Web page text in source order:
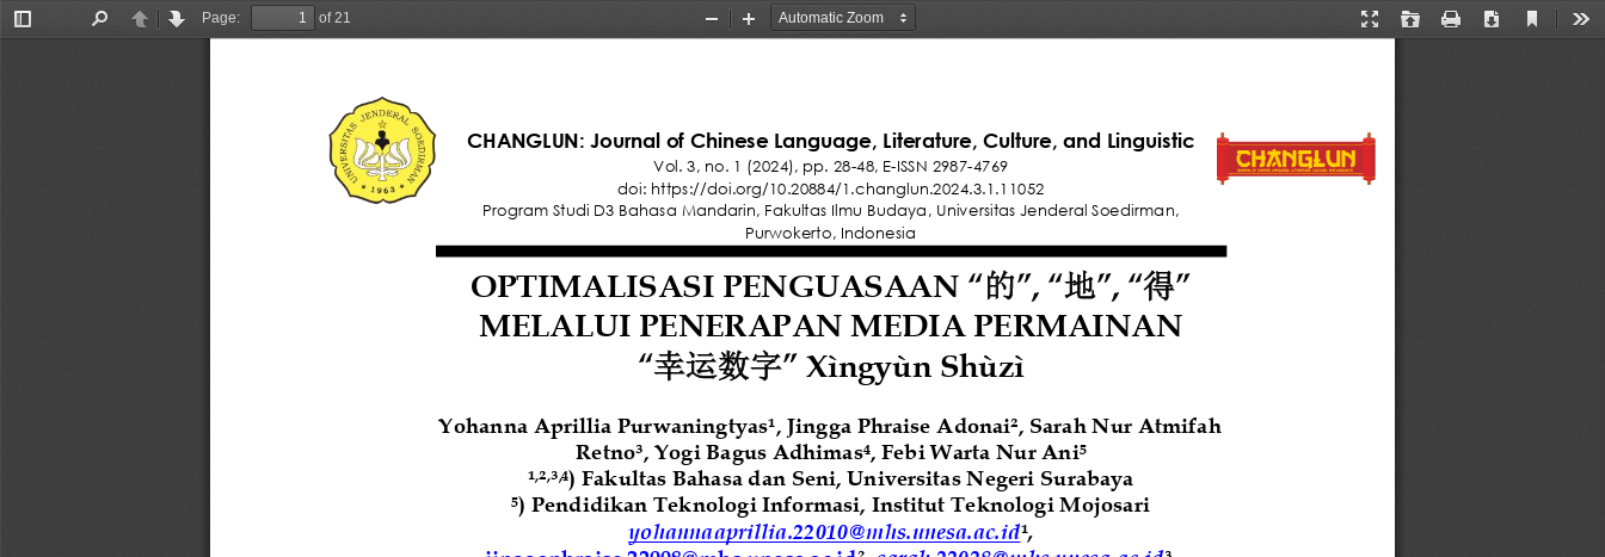
Toggle
PreviousNext
Page:
of 21
Presentation
Open Print Download
Current
Zoom
Zoom
CHANGLUN: Journal of Chinese Language, Literature, Culture, and Linguistic
Vol. 3, no. 1 (2024), pp. 28-48, E-ISSN 2987-4769
doi: https://doi.org/10.20884/1.changlun.2024 3 .1. 11052
Program Studi D3 Bahasa Mandarin, Fakultas Ilmu Budaya
, Universitas Jenderal Soedirman,
Purwokerto, Indonesia
OPTIMALISASI PENGUASAAN “ 的”, “地”, “得”
MELALUI PENERAPAN MEDIA PERMAINAN
“幸运数字” Xìngyùn Shùzì
Yohanna Aprillia Purwaningtyas¹, Jingga Phraise Adonai², Sarah Nur Atmifah
Retno³, Yogi Bagus Adhimas4 , Febi Warta Nur Ani5
¹ ,² ,³ ,4) Fakultas Bahasa dan Seni, Universitas Negeri Surabaya
5) Pendidikan Teknologi Informasi, Institut Teknologi Mojosari
yohannaaprillia .22010@mhs.unesa.ac.id¹